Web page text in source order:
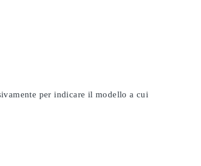
per indicare il modello a cui